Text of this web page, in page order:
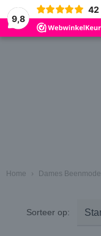
9,8
42
Home › Dames Beenmode
Sorteer op: